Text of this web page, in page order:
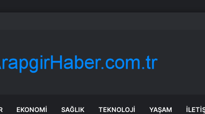
hem eğlendiriyor hem öğretiyor
EKONOMI SAĞLIK TEKNOLOJI YAŞAM